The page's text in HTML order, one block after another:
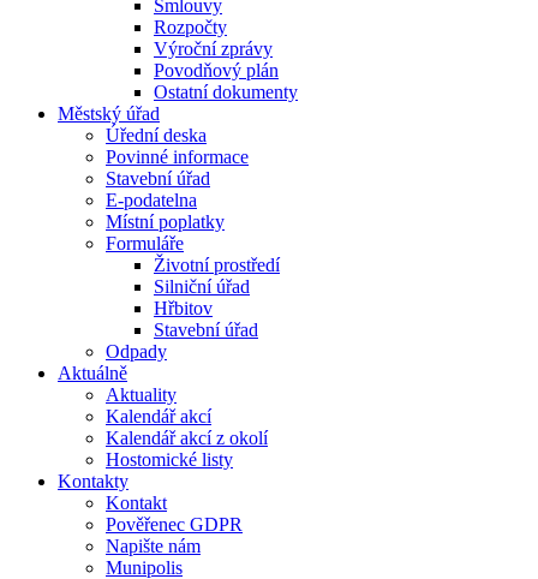
Smlouvy
Rozpočty
Výroční zprávy
Povodňový plán
Ostatní dokumenty
Městský úřad
Úřední deska
Povinné informace
Stavební úřad
E-podatelna
Místní poplatky
Formuláře
Životní prostředí
Silniční úřad
Hřbitov
Stavební úřad
Odpady
Aktuálně
Aktuality
Kalendář akcí
Kalendář akcí z okolí
Hostomické listy
Kontakty
Kontakt
Pověřenec GDPR
Napište nám
Munipolis